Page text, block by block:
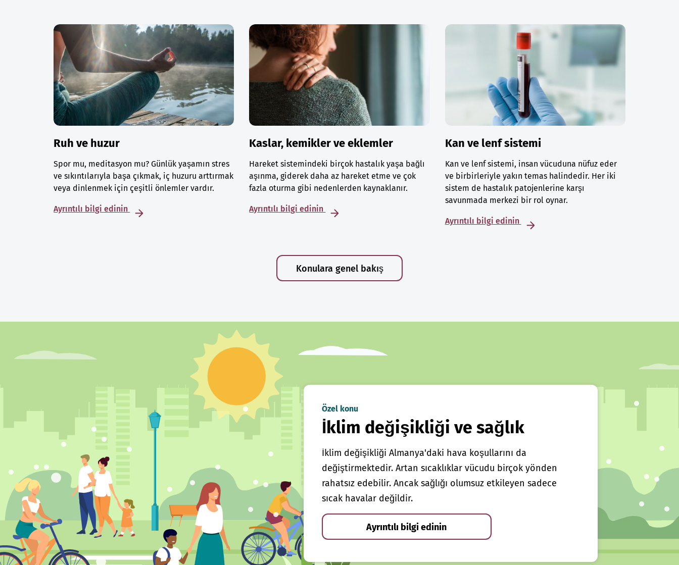
Ruh ve huzur
Spor mu, meditasyon mu? Günlük yaşamın stres
ve sıkıntılarıyla başa çıkmak, iç huzuru arttırmak
veya dinlenmek için çeşitli önlemler vardır.
Ayrıntılı bilgi edinin
Kaslar, kemikler ve eklemler
Hareket sistemindeki birçok hastalık yaşa bağlı
aşınma, giderek daha az hareket etme ve çok
fazla oturma gibi nedenlerden kaynaklanır.
Ayrıntılı bilgi edinin
Kan ve lenf sistemi
Kan ve lenf sistemi, insan vücuduna nüfuz eder
ve birbirleriyle yakın temas halindedir. Her iki
sistem de hastalık patojenlerine karşı
savunmada merkezi bir rol oynar.
Ayrıntılı bilgi edinin
Konulara genel bakış
Özel konu
İklim değişikliği ve sağlık
İklim değişikliği Almanya'daki hava koşullarını da
değiştirmektedir. Artan sıcaklıklar vücudu birçok yönden
rahatsız edebilir. Ancak sağlığı olumsuz etkileyen sadece
sıcak havalar değildir.
Ayrıntılı bilgi edinin